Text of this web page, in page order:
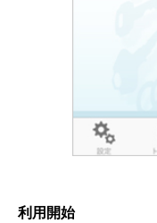
利用開始